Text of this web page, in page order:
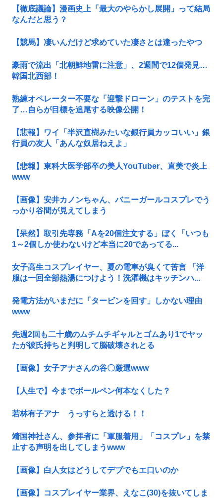
【徹底議論】漫画史上「最大のやらかし展開」って結局
なんだと思う？
【競馬】凄いんだけど求めていた凄さとは違ったやつ
豪雨で流出「北朝鮮地雷に注意」、2週間で12個発見…
韓国北西部！
熟練オペレーター不要な「迎撃ドローン」のテストを完
了…自らが目標を追尾する映像公開！
【悲報】ワイ「半沢直樹みたいな銀行員カッコいい」銀
行員の友人「あんな奴居ねえよ」
【悲報】東科大医学部卒の美人YouTuber、直美で炎上
www
【画像】安井カノンちゃん、バニーガールコスプレでう
っかり谷間が見えてしまう
【呆然】取引先専務「Aを20個注文する」ぼく「いつも
1～2個しか使わないけど本当に20であってる...
女子高生コスプレイヤー、夏の電車が臭くて苦言 「洋
服は一回全部熱湯につけよう！洗濯機はキッチンハ...
発電方法がいまだに「タービンを回す」しかない理由
www
先週2回も二十歳のムチムチギャルとゴムあり1でヤッ
たが彼氏持ちと判明して脳破壊されとる
【画像】女子アナさんの谷〇厳選www
【人生で】今までボールペン何本なくした？
若林有子アナ うっすらと透ける！！
靖国神社さん、参拝者に「軍服着用」「コスプレ」を禁
止する声明を出してしまうwww
【画像】白人女はどうしてデブでもエ口いのか
【画像】コスプレイヤー業界、えなこ(30)を抜いてしま